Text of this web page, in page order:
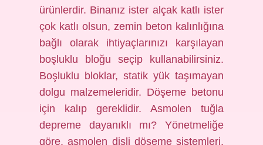
ürünlerdir. Binanız ister alçak katlı ister
çok katlı olsun, zemin beton kalınlığına
bağlı olarak ihtiyaçlarınızı karşılayan
boşluklu bloğu seçip kullanabilirsiniz.
Boşluklu bloklar, statik yük taşımayan
dolgu malzemeleridir. Döşeme betonu
için kalıp gereklidir. Asmolen tuğla
depreme dayanıklı mı? Yönetmeliğe
göre, asmolen dişli döşeme sistemleri,